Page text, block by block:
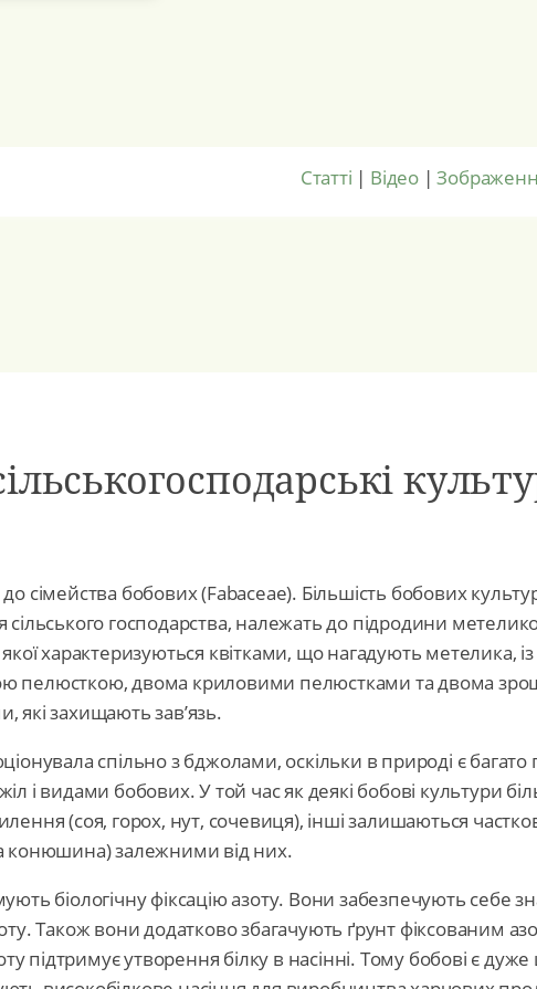
Статті | Відео|
сімейства бобових (Fabaceae). Більшість бобових
сільського господарства, належать до підродини
характеризуються квітками, що нагадують метелика,
пелюсткою, двома криловими пелюстками та двома
які захищають зав’язь.
спільно з бджолами, оскільки в природі є багато
і видами бобових. У той час як деякі бобові культури
(соя, горох, нут, сочевиця), інші залишаються
конюшина) залежними від них.
біологічну фіксацію азоту. Вони забезпечують себе
Також вони додатково збагачують ґрунт фіксованим
підтримує утворення білку в насінні. Тому бобові є